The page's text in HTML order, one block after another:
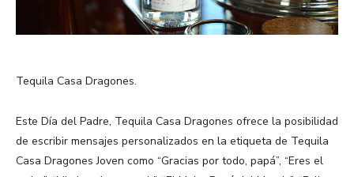
Tequila Casa Dragones.
Este Día del Padre, Tequila Casa Dragones ofrece la posibilidad
de escribir mensajes personalizados en la etiqueta de Tequila
Casa Dragones Joven como “Gracias por todo, papá”, “Eres el